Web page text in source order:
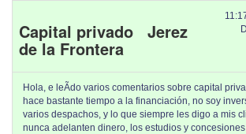
Capital privado Jerez
de la Frontera
Hola, e leÃ­do varios comentarios sobre capital
hace bastante tiempo a la financiación, no soy
varios despachos, y lo que siempre les digo a mis
nunca adelanten dinero, los estudios y